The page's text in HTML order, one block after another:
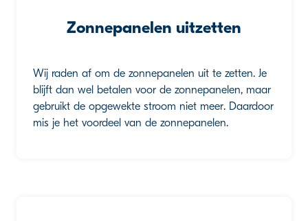
Zonnepanelen uitzetten
Wij raden af om de zonnepanelen uit te zetten. Je
blijft dan wel betalen voor de zonnepanelen, maar
gebruikt de opgewekte stroom niet meer. Daardoor
mis je het voordeel van de zonnepanelen.